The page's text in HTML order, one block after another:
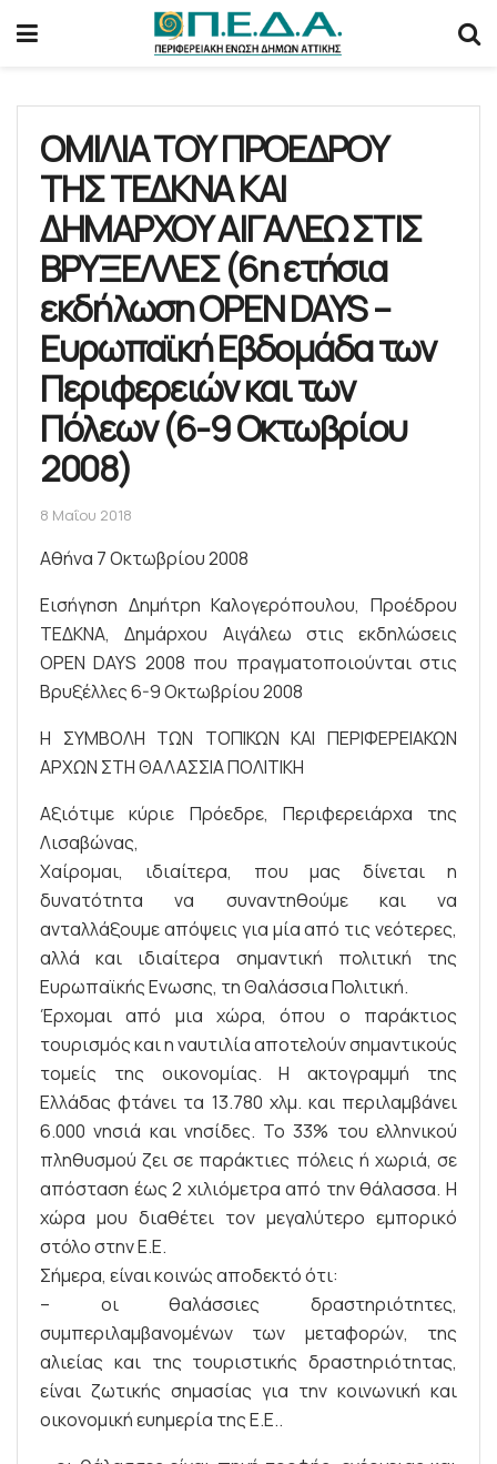
ΟΜΙΛΙΑ ΤΟΥ ΠΡΟΕΔΡΟΥ
ΤΗΣ ΤΕΔΚΝΑ ΚΑΙ
ΔΗΜΑΡΧΟΥ ΑΙΓΑΛΕΩ ΣΤΙΣ
ΒΡΥΞΕΛΛΕΣ (6η ετήσια
εκδήλωση OPEN DAYS –
Ευρωπαϊκή Εβδομάδα των
Περιφερειών και των
Πόλεων (6-9 Οκτωβρίου
2008)
8 Μαΐου 2018
Αθήνα 7 Οκτωβρίου 2008
Εισήγηση Δημήτρη Καλογερόπουλου, Προέδρου
ΤΕΔΚΝΑ, Δημάρχου Αιγάλεω στις εκδηλώσεις
OPEN DAYS 2008 που πραγματοποιούνται στις
Βρυξέλλες 6-9 Οκτωβρίου 2008
Η ΣΥΜΒΟΛΗ ΤΩΝ ΤΟΠΙΚΩΝ ΚΑΙ ΠΕΡΙΦΕΡΕΙΑΚΩΝ
ΑΡΧΩΝ ΣΤΗ ΘΑΛΑΣΣΙΑ ΠΟΛΙΤΙΚΗ
Αξιότιμε κύριε Πρόεδρε, Περιφερειάρχα της
Λισαβώνας,
Χαίρομαι, ιδιαίτερα, που μας δίνεται η
δυνατότητα να συναντηθούμε και να
ανταλλάξουμε απόψεις για μία από τις νεότερες,
αλλά και ιδιαίτερα σημαντική πολιτική της
Ευρωπαϊκής Ενωσης, τη Θαλάσσια Πολιτική.
Έρχομαι από μια χώρα, όπου ο παράκτιος
τουρισμός και η ναυτιλία αποτελούν σημαντικούς
τομείς της οικονομίας. Η ακτογραμμή της
Ελλάδας φτάνει τα 13.780 χλμ. και περιλαμβάνει
6.000 νησιά και νησίδες. Το 33% του ελληνικού
πληθυσμού ζει σε παράκτιες πόλεις ή χωριά, σε
απόσταση έως 2 χιλιόμετρα από την θάλασσα. Η
χώρα μου διαθέτει τον μεγαλύτερο εμπορικό
στόλο στην Ε.Ε.
Σήμερα, είναι κοινώς αποδεκτό ότι:
– οι θαλάσσιες δραστηριότητες,
συμπεριλαμβανομένων των μεταφορών, της
αλιείας και της τουριστικής δραστηριότητας,
είναι ζωτικής σημασίας για την κοινωνική και
οικονομική ευημερία της Ε.Ε..